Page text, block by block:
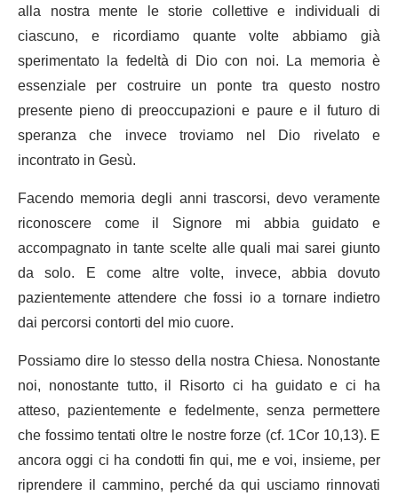
alla nostra mente le storie collettive e individuali di
ciascuno, e ricordiamo quante volte abbiamo già
sperimentato la fedeltà di Dio con noi. La memoria è
essenziale per costruire un ponte tra questo nostro
presente pieno di preoccupazioni e paure e il futuro di
speranza che invece troviamo nel Dio rivelato e
incontrato in Gesù.
Facendo memoria degli anni trascorsi, devo veramente
riconoscere come il Signore mi abbia guidato e
accompagnato in tante scelte alle quali mai sarei giunto
da solo. E come altre volte, invece, abbia dovuto
pazientemente attendere che fossi io a tornare indietro
dai percorsi contorti del mio cuore.
Possiamo dire lo stesso della nostra Chiesa. Nonostante
noi, nonostante tutto, il Risorto ci ha guidato e ci ha
atteso, pazientemente e fedelmente, senza permettere
che fossimo tentati oltre le nostre forze (cf. 1Cor 10,13). E
ancora oggi ci ha condotti fin qui, me e voi, insieme, per
riprendere il cammino, perché da qui usciamo rinnovati